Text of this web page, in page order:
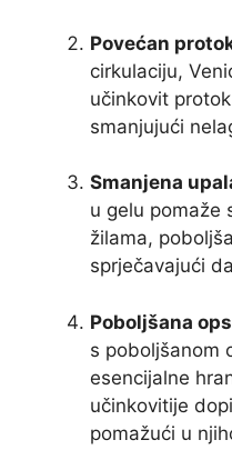
Povećan
cirkulaciju,
učinkovit
smanjujući
Smanjena
u gelu pomaže
žilama,
sprječavajući
Poboljšana
s poboljšanom
esencijalne
učinkovitije
pomažući u